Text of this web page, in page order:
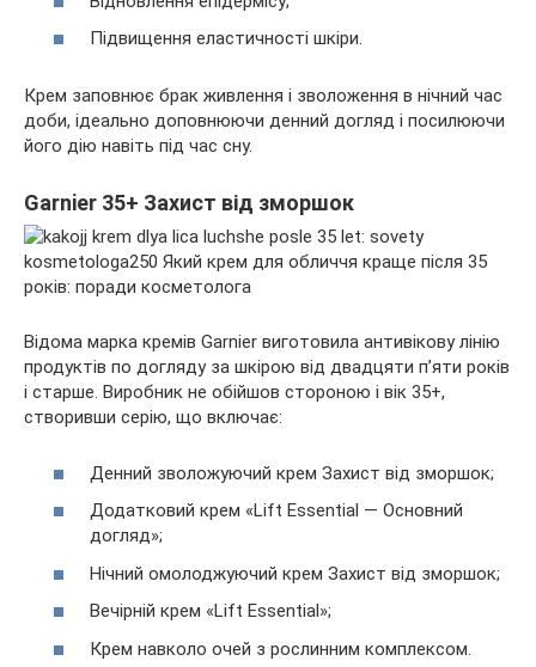
Підвищення еластичності шкіри.
Крем заповнює брак живлення і зволоження в нічний час
доби, ідеально доповнюючи денний догляд і посилюючи
його дію навіть під час сну.
Garnier 35+ Захист від зморшок
Відома марка кремів Garnier виготовила антивікову лінію
продуктів по догляду за шкірою від двадцяти п’яти років
і старше. Виробник не обійшов стороною і вік 35+,
створивши серію, що включає:
Денний зволожуючий крем Захист від зморшок;
Додатковий крем «Lift Essential — Основний
догляд»;
Нічний омолоджуючий крем Захист від зморшок;
Вечірній крем «Lift Essential»;
Крем навколо очей з рослинним комплексом.